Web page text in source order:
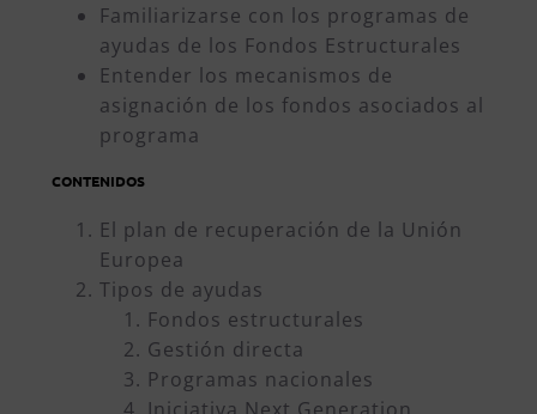
Familiarizarse con los programas de
ayudas de los Fondos Estructurales
Entender los mecanismos de
asignación de los fondos asociados al
programa
CONTENIDOS
El plan de recuperación de la Unión
Europea
Tipos de ayudas
Fondos estructurales
Gestión directa
Programas nacionales
Iniciativa Next Generation